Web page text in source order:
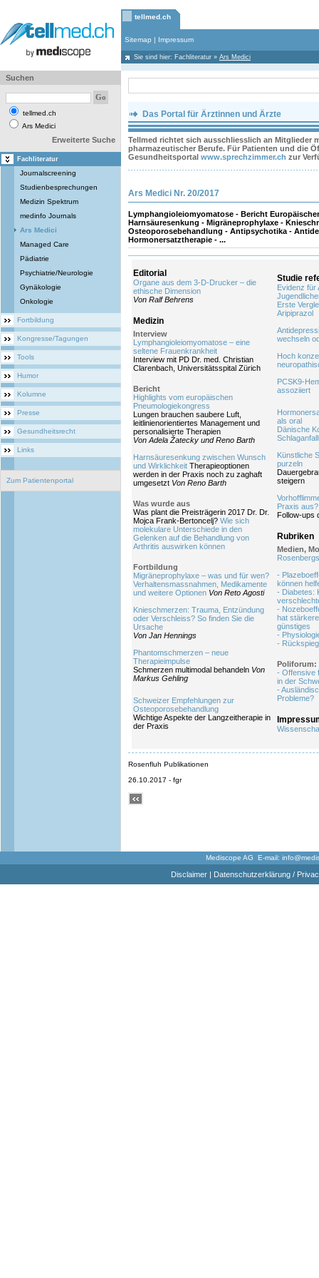
tellmed.ch
Sitemap | Impressum
Sie sind hier: Fachliteratur » Ars Medici
Suchen
tellmed.ch
Ars Medici
Erweiterte Suche
Fachliteratur
Journalscreening
Studienbesprechungen
Medizin Spektrum
medinfo Journals
Ars Medici
Managed Care
Pädiatrie
Psychiatrie/Neurologie
Gynäkologie
Onkologie
Fortbildung
Kongresse/Tagungen
Tools
Humor
Kolumne
Presse
Gesundheitsrecht
Links
Zum Patientenportal
Das Portal für Ärztinnen und Ärzte
Tellmed richtet sich ausschliesslich an Mitglieder
pharmazeutischer Berufe. Für Patienten und die
Gesundheitsportal www.sprechzimmer.ch zur
Ars Medici Nr. 20/2017
Lymphangioleiomyomatose - Bericht
Harnsäuresenkung - Migräneprophylaxe -
Osteoporosebehandlung - Antipsychotika -
Hormonersatztherapie - ...
Editorial
Organe aus dem 3-D-Drucker – die
ethische Dimension
Von Ralf Behrens
Medizin
Interview
Lymphangioleiomyomatose – eine
seltene Frauenkrankheit
Interview mit PD Dr. med. Christian
Clarenbach, Universitätsspital Zürich
Bericht
Highlights vom europäischen
Pneumologiekongress
Lungen brauchen saubere Luft,
leitlinienorientiertes Management und
personalisierte Therapien
Von Adela Žatecky und Reno Barth
Harnsäuresenkung zwischen Wunsch
und Wirklichkeit Therapieoptionen
werden in der Praxis noch zu zaghaft
umgesetzt Von Reno Barth
Was wurde aus
Was plant die Preisträgerin 2017 Dr. Dr.
Mojca Frank-Bertoncelj? Wie sich
molekulare Unterschiede in den
Gelenken auf die Behandlung von
Arthritis auswirken können
Fortbildung
Migräneprophylaxe – was und für wen?
Verhaltensmassnahmen, Medikamente
und weitere Optionen Von Reto Agosti
Knieschmerzen: Trauma, Entzündung
oder Verschleiss? So finden Sie die
Ursache
Von Jan Hennings
Phantomschmerzen – neue
Therapieimpulse
Schmerzen multimodal behandeln Von
Markus Gehling
Schweizer Empfehlungen zur
Osteoporosebehandlung
Wichtige Aspekte der Langzeitherapie in
der Praxis
Studie
Evidenz für
Erste
Aripiprazol
wechseln
Hoch
PCSK9-
assoziiert
als oral
Dänische
Künstliche
purzeln
steigern
Praxis
Follow-ups
Rubriken
Medien,
-
können
- Diabetes:
-
hat
günstiges
-
-
Poliforum:
- Offensive
in der
-
Probleme?
Rosenfluh Publikationen
26.10.2017 - fgr
Mediscope AG E-mail:
Disclaimer| Datenschutzerklärung /